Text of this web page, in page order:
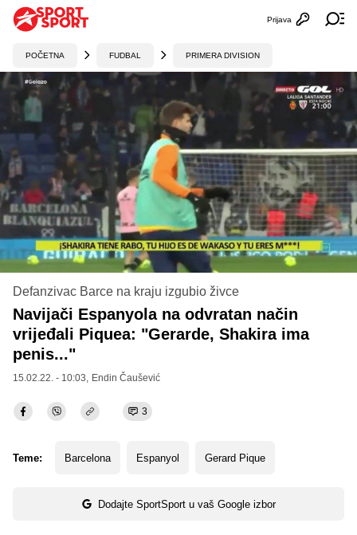
Otvori
Prijava
POČETNA FUDBAL PRIMERA DIVISION
Defanzivac Barce na kraju izgubio živce
Navijači Espanyola na odvratan način
vrijeđali Piquea: "Gerarde, Shakira ima
penis..."
15.02.22. - 10:03, Endin Čaušević
3
Teme: Barcelona Espanyol Gerard Pique
Dodajte SportSport u vaš Google izbor